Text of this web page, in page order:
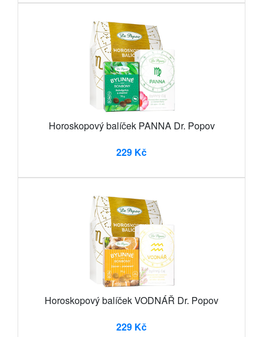
Horoskopový balíček PANNA Dr. Popov
229 Kč
Horoskopový balíček VODNÁŘ Dr. Popov
229 Kč